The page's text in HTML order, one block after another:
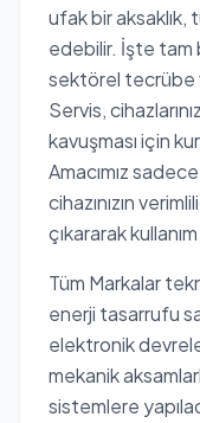
ufak bir aksaklık,
edebilir. İşte tam
sektörel tecrübe
Servis,
kavuşması için
Amacımız
cihazınızın
çıkararak
Tüm Markalar
enerji tasarrufu
elektronik
mekanik
sistemlere